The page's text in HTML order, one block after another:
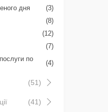
дня
(3)
(8)
(12)
(7)
по
(4)
(51)
(41)